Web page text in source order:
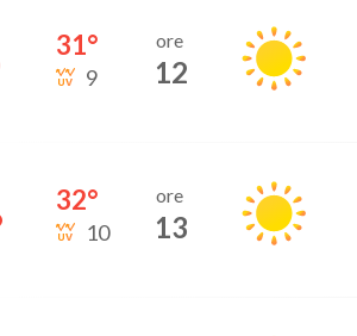
31°
9
ore
12
32°
10
ore
13